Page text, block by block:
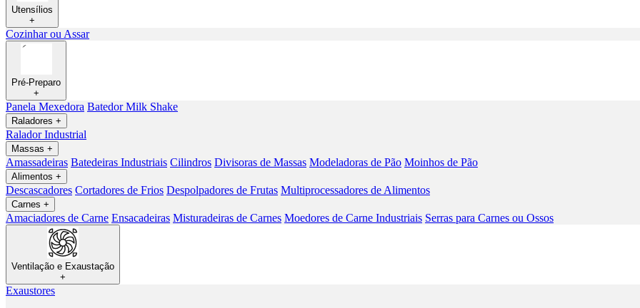
Utensílios
+
Cozinhar ou Assar
Pré-Preparo
+
Panela Mexedora Batedor Milk Shake
Raladores +
Ralador Industrial
Massas +
Amassadeiras Batedeiras Industriais Cilindros Divisoras de Massas Modeladoras de Pão Moinhos de Pão
Alimentos +
Descascadores Cortadores de Frios Despolpadores de Frutas Multiprocessadores de Alimentos
Carnes +
Amaciadores de Carne Ensacadeiras Misturadeiras de Carnes Moedores de Carne Industriais Serras para Carnes ou Ossos
Ventilação e Exaustação
+
Exaustores